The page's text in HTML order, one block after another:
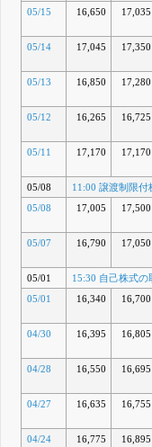
05/15
16,650 17,035
05/14
17,045 17,350
05/13
16,850 17,280
05/12
16,265 16,725
05/11
17,170 17,170
05/08
11:00 譲渡制限
05/08
17,005 17,500
05/07
16,790 17,050
05/01
15:30 自己株式
05/01
16,340 16,700
04/30
16,395 16,805
04/28
16,550 16,695
04/27
16,635 16,755
04/24
16,775 16,895